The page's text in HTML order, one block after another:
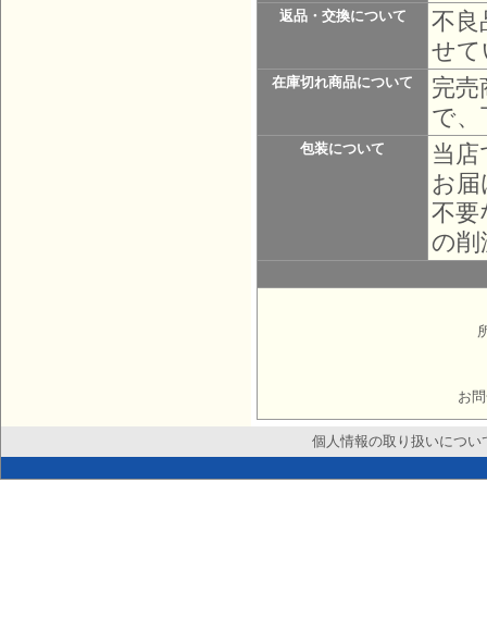
返品・交換について
不良
せ
在庫切れ商品について
完
で、
包装について
当
お
不要
の
お
個人情報の取り扱いについ